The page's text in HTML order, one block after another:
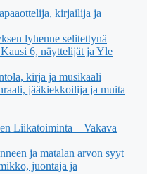
kirjailija ja
lyhenne selitettynä
6, näyttelijät ja Yle
kirja ja musikaali
jääkiekkoilija ja muita
Liikatoiminta – Vakava
ja matalan arvon syyt
juontaja ja